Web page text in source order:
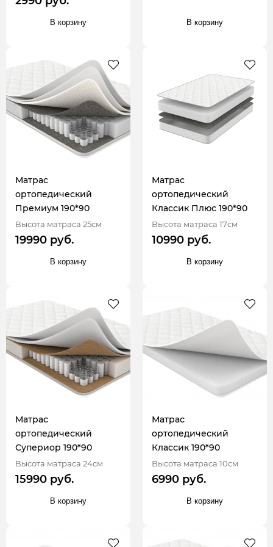
В корзину В корзину
Матрас
ортопедический
Премиум 190*90
Высота матраса 25см
19990 руб.
В корзину
Матрас
ортопедический
Классик Плюс 190*90
Высота матраса 17см
10990 руб.
В корзину
Матрас
ортопедический
Супериор 190*90
Высота матраса 24см
15990 руб.
В корзину
Матрас
ортопедический
Классик 190*90
Высота матраса 10см
6990 руб.
В корзину